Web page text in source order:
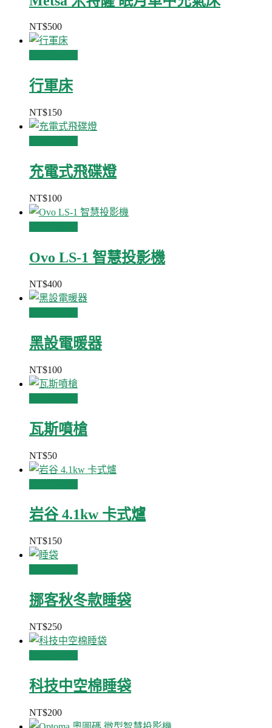
NT$500
行軍床
NT$150
充電式飛碟燈
NT$100
Ovo LS-1 智慧投影機
NT$400
黑設電暖器
NT$100
瓦斯噴槍
NT$50
岩谷 4.1kw 卡式爐
NT$150
挪客秋冬款睡袋
NT$250
科技中空棉睡袋
NT$200